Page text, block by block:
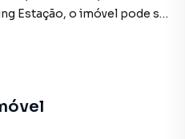
Estação, o imóvel pode ser